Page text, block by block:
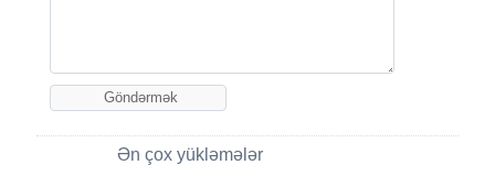
Ən çox yükləmələr